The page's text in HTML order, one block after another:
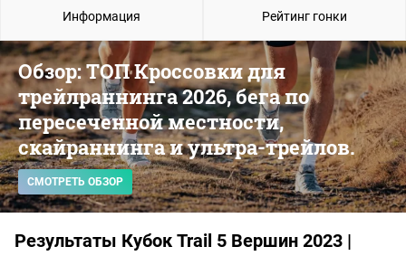
Обзор: ТОП Кроссовки для
трейлраннинга 2026, бега по
пересеченной местности,
скайраннинга и ультра-трейлов.
СМОТРЕТЬ ОБЗОР
Результаты Кубок Trail 5 Вершин 2023 |
Информация Рейтинг гонки